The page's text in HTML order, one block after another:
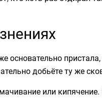
основательно
добьёте ту же
или кипячение.